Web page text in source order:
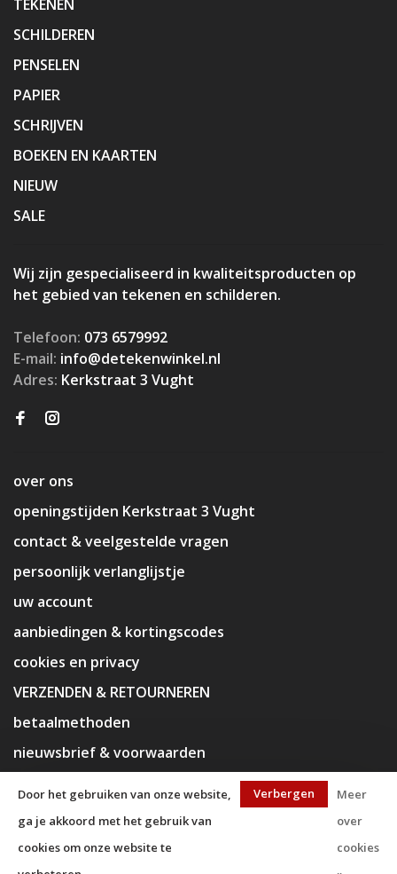
TEKENEN
SCHILDEREN
PENSELEN
PAPIER
SCHRIJVEN
BOEKEN EN KAARTEN
NIEUW
SALE
Wij zijn gespecialiseerd in kwaliteitsproducten op
het gebied van tekenen en schilderen.
Telefoon: 073 6579992
E-mail: info@detekenwinkel.nl
Adres: Kerkstraat 3 Vught
over ons
openingstijden Kerkstraat 3 Vught
contact & veelgestelde vragen
persoonlijk verlanglijstje
uw account
aanbiedingen & kortingscodes
cookies en privacy
VERZENDEN & RETOURNEREN
betaalmethoden
nieuwsbrief & voorwaarden
Door het gebruiken van onze website,
ga je akkoord met het gebruik van
cookies om onze website te
Verbergen
Meer
over
cookies